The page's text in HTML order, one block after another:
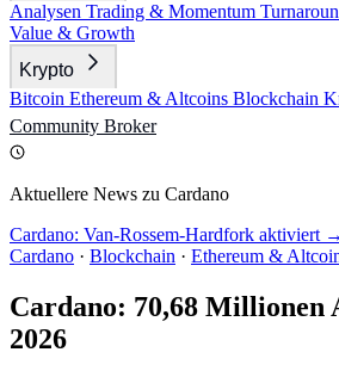
Analysen Trading & Momentum
Value & Growth
Krypto
Bitcoin Ethereum & Altcoins Blockchain
Community Broker
Aktuellere News zu Cardano
Cardano: Van-Rossem-Hardfork aktiviert →
Cardano · Blockchain · Ethereum &
Cardano: 70,68 Millionen
2026